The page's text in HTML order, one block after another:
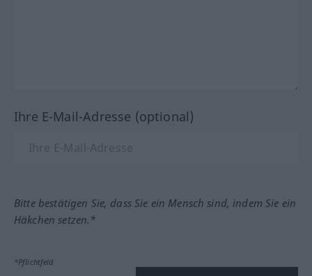
Ihre E-Mail-Adresse (optional)
Bitte bestätigen Sie, dass Sie ein Mensch sind, indem Sie ein
Häkchen setzen.*
*Pflichtfeld